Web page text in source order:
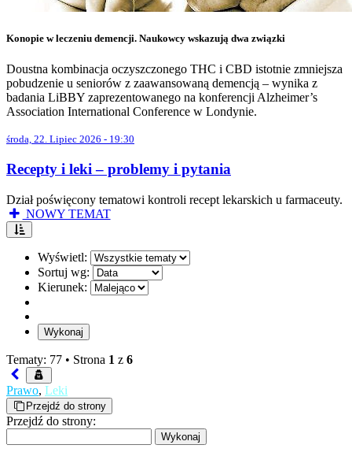
Konopie w leczeniu demencji. Naukowcy wskazują dwa związki
Doustna kombinacja oczyszczonego THC i CBD istotnie zmniejsza
pobudzenie u seniorów z zaawansowaną demencją – wynika z
badania LiBBY zaprezentowanego na konferencji Alzheimer’s
Association International Conference w Londynie.
środa, 22. Lipiec 2026 - 19:30
Recepty i leki – problemy i pytania
Dział poświęcony tematowi kontroli recept lekarskich u farmaceuty.
NOWY TEMAT
Wyświetl:
Sortuj wg:
Kierunek:
Tematy: 77 • Strona 1 z 6
Prawo, Leki
Przejdź do strony
Przejdź do strony: